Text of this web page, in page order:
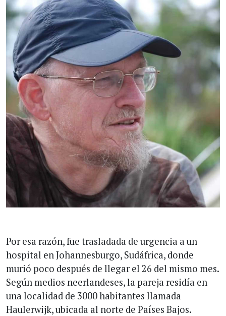
Por esa razón, fue trasladada de urgencia a un
hospital en Johannesburgo, Sudáfrica, donde
murió poco después de llegar el 26 del mismo mes.
Según medios neerlandeses, la pareja residía en
una localidad de 3000 habitantes llamada
Haulerwijk, ubicada al norte de Países Bajos.